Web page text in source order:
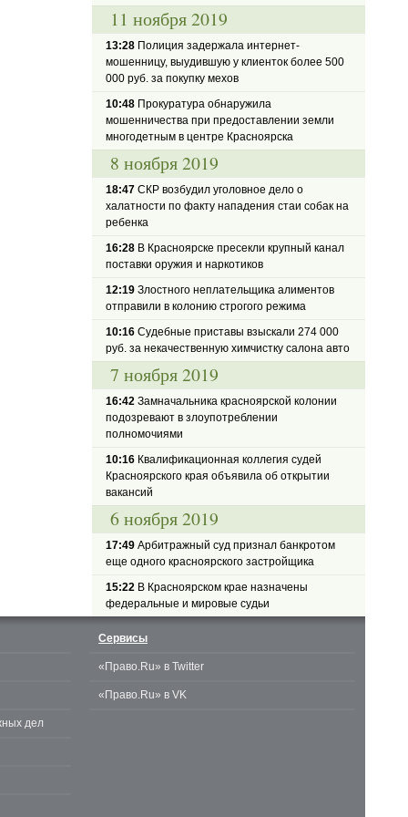
11 ноября 2019
13:28 Полиция задержала интернет-
мошенницу, выудившую у клиенток более 500
000 руб. за покупку мехов
10:48 Прокуратура обнаружила
мошенничества при предоставлении земли
многодетным в центре Красноярска
8 ноября 2019
18:47 СКР возбудил уголовное дело о
халатности по факту нападения стаи собак на
ребенка
16:28 В Красноярске пресекли крупный канал
поставки оружия и наркотиков
12:19 Злостного неплательщика алиментов
отправили в колонию строгого режима
10:16 Судебные приставы взыскали 274 000
руб. за некачественную химчистку салона авто
7 ноября 2019
16:42 Замначальника красноярской колонии
подозревают в злоупотреблении
полномочиями
10:16 Квалификационная коллегия судей
Красноярского края объявила об открытии
вакансий
6 ноября 2019
17:49 Арбитражный суд признал банкротом
еще одного красноярского застройщика
15:22 В Красноярском крае назначены
федеральные и мировые судьи
дел
Сервисы
«Право.Ru» в Twitter
«Право.Ru» в VK